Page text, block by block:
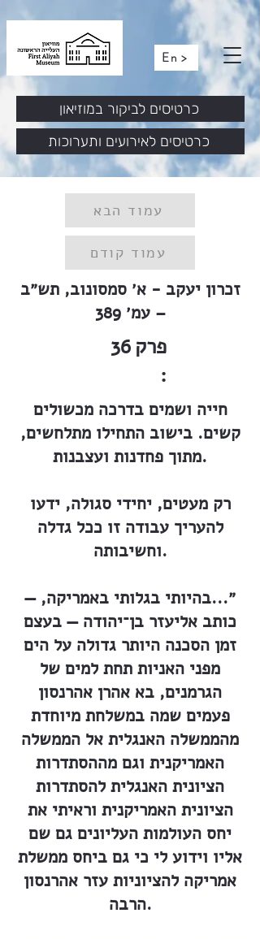
En >
כרטיסים לאירועים ותערוכות
כרטיסים לביקור במוזיאון
עמוד הבא
עמוד קודם
זכרון יעקב - א׳ סמסונוב, תש״ב
– עמ׳ 389
36 פרק
:
חייה ושמים בדרכה מכשולים
קשים. בישוב התחילו מתלחשים,
מתוך פחדנות ועצבנות.
רק מעטים, יחידי סגולה, ידעו
להעריך עבודה זו ככל גדלה
וחשיבותה.
״...בהיותי בגלותי באמריקה, —
כותב אליעזר בן־יהודה — בעצם
זמן הסכנה היותר גדולה על הים
מפני האניות תחת למים של
הגרמנים, בא אהרן אהרנסון
פעמים שמה במשלחת מיוחדת
מהממשלה האנגלית אל הממשלה
האמריקנית וגם מההסתדרות
הציונית האנגלית להסתדרות
הציונית האמריקנית וראיתי את
יחס העולמות העליונים גם שם
אליו וידוע לי כי גם ביחס ממשלת
אמריקה להציוניות עזר אהרנסון
הרבה.